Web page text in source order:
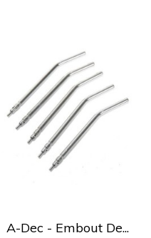
A-Dec - Embout De...